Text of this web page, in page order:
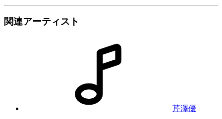
関連アーティスト
芹澤優